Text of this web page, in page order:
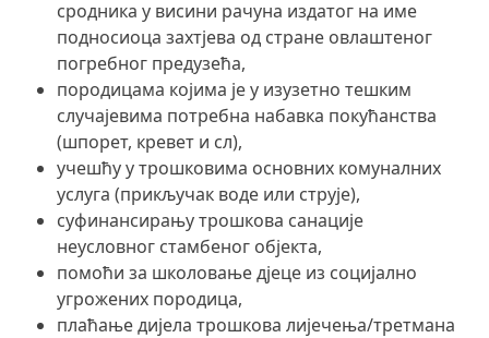
сродника у висини рачуна издатог на име
подносиоца захтјева од стране овлаштеног
погребног предузећа,
породицама којима је у изузетно тешким
случајевима потребна набавка покућанства
(шпорет, кревет и сл),
учешћу у трошковима основних комуналних
услуга (прикључак воде или струје),
суфинансирању трошкова санације
неусловног стамбеног објекта,
помоћи за школовање дјеце из социјално
угрожених породица,
плаћање дијела трошкова лијечења/третмана